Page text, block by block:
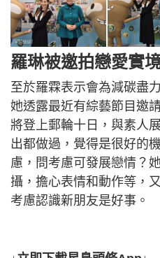
羅琳被邀拍戀愛實
至於羅霖表示會為減碳盡
她透露最近有綜藝節目邀
將登上郵輪十日，與素人
出都做過，覺得是很好的
慮，問考慮可發展戀情？
攝，擔心表情和動作等，
考慮認識新朋友是好事。